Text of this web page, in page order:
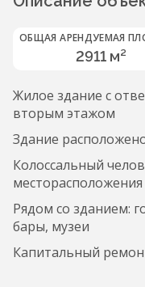
ОБЩАЯ АРЕНДУЕМАЯ
2911 м²
Жилое здание с
вторым этажом
Здание
Колоссальный
Рядом со зданием:
бары, музеи
Капитальный